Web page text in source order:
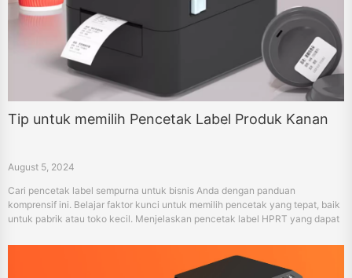
Tip untuk memilih Pencetak Label Produk Kanan
August 5, 2024
Cari pencetak label sempurna untuk bisnis Anda dengan panduan
komprensif ini. Belajar faktor kunci untuk memilih pencetak yang tepat, baik
untuk pabrik atau toko kecil. Menjelaskan pencetak label HPRT yang dapat
semua kebutuhan Anda.